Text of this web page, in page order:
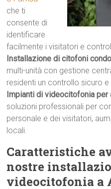
che ti
consente di
identificare
facilmente i visitatori e
Installazione di citofoni
multi-unità con gestione
residenti un controllo sicuro
Impianti di videocitofonia per
soluzioni professionali per
personale e dei visitatori,
locali.
Caratteristiche
nostre
videocitofonia a